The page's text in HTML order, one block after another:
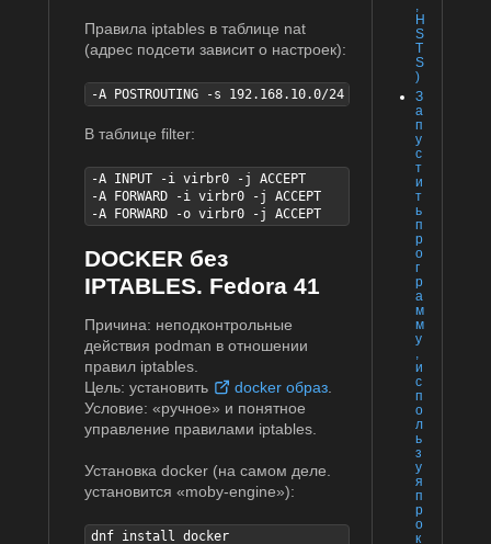
H
S
T
S
)
З
а
п
у
с
т
и
т
ь
п
р
о
г
р
а
м
м
у
и
с
п
о
л
ь
з
у
я
п
р
о
к
Правила iptables в таблице nat
(адрес подсети зависит о настроек):
-A POSTROUTING -s 192.168.10.0/24 -j MASQUERADE
В таблице filter:
-A INPUT -i virbr0 -j ACCEPT
-A FORWARD -i virbr0 -j ACCEPT
-A FORWARD -o virbr0 -j ACCEPT
DOCKER без
IPTABLES. Fedora 41
Причина: неподконтрольные
действия podman в отношении
правил iptables.
Цель: установить
docker образ
Условие: «ручное» и понятное
управление правилами iptables.
Установка docker (на самом деле.
установится «moby-engine»):
dnf install docker